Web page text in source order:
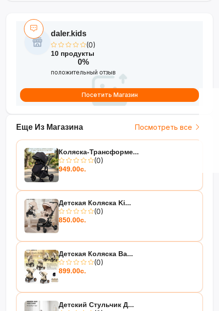
Уютный и мобильный шезлонг для
комфортного отдыха малыша и ваших
свободных рук.
Еще Из Магазина Посмотреть все
Коляска-Трансформе...
(0)
949.00с.
Детская Коляска Ki...
(0)
850.00с.
Детская Коляска Ba...
(0)
899.00с.
Детский Стульчик Д...
daler.kids
(0)
10 продукты
0%
положительный отзыв
Посетить Магазин